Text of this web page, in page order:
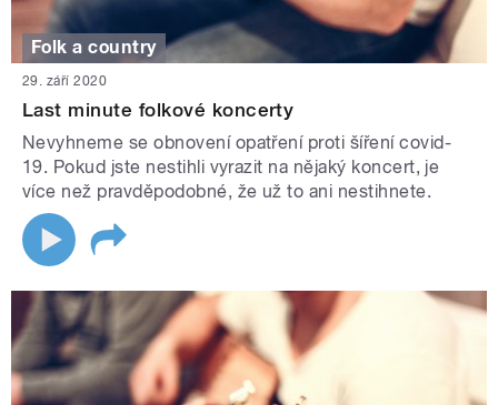
Folk a country
29. září 2020
Last minute folkové koncerty
Nevyhneme se obnovení opatření proti šíření covid-
19. Pokud jste nestihli vyrazit na nějaký koncert, je
více než pravděpodobné, že už to ani nestihnete.